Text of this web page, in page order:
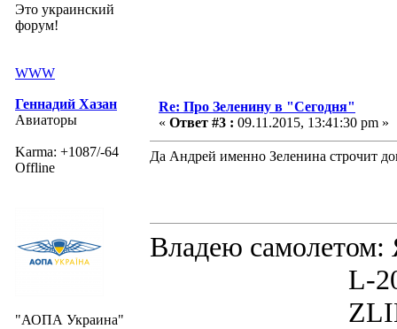
Это украинский
форум!
WWW
Геннадий Хазан
Авиаторы
Karma: +1087/-64
Offline
"АОПА Украина"
Re: Про Зеленину в "Сегодня"
« Ответ #3 : 09.11.2015, 13:41:30 pm »
Да Андрей именно Зеленина строчит
Владею
L-200D
ZLIN 526